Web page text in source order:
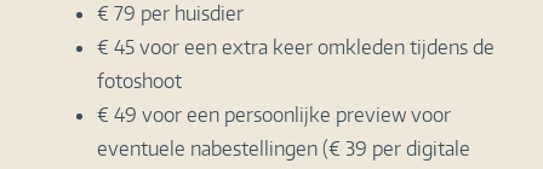
€ 79 per huisdier
€ 45 voor een extra keer omkleden tijdens de
fotoshoot
€ 49 voor een persoonlijke preview voor
eventuele nabestellingen (€ 39 per digitale